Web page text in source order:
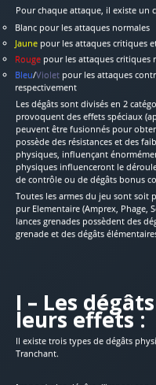
Pour chaque attaque, il existe un
Blanc pour les attaques normales
Jaune pour les attaques critiques
Rouge pour les attaques critiques
Bleu/Violet pour les attaques
respectivement
Les dégâts sont divisés en 2
provoquent des effets spéciaux
peuvent être fusionnés pour
possède des résistances et des
physiques, influençant
physiques influenceront le
de contrôle ou de dégâts bonus
Toutes les armes du jeu sont soit
pur Elementaire (Amprex, Phage,
lances grenades possèdent des
grenade et des dégâts
I – Les
leurs effets :
Il existe trois types de dégâts
Tranchant.